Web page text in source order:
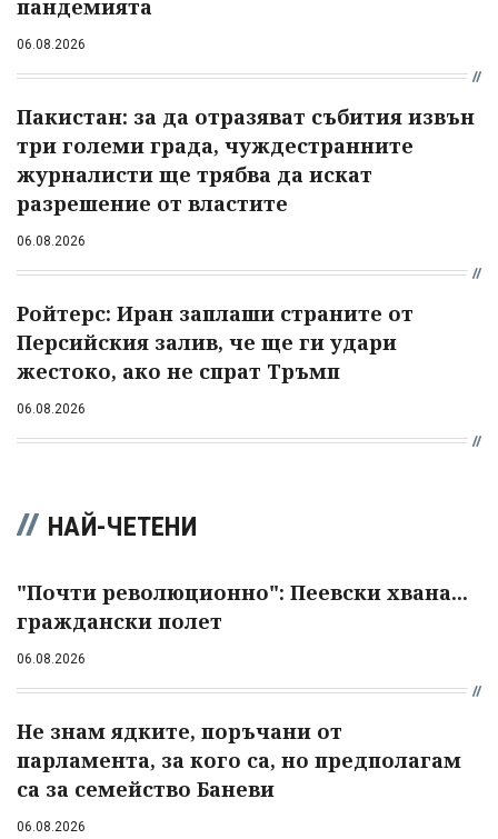
пандемията
06.08.2026
Пакистан: за да отразяват събития извън
три големи града, чуждестранните
журналисти ще трябва да искат
разрешение от властите
06.08.2026
Ройтерс: Иран заплаши страните от
Персийския залив, че ще ги удари
жестоко, ако не спрат Тръмп
06.08.2026
НАЙ-ЧЕТЕНИ
"Почти революционно": Пеевски хвана...
граждански полет
06.08.2026
Не знам ядките, поръчани от
парламента, за кого са, но предполагам
са за семейство Баневи
06.08.2026